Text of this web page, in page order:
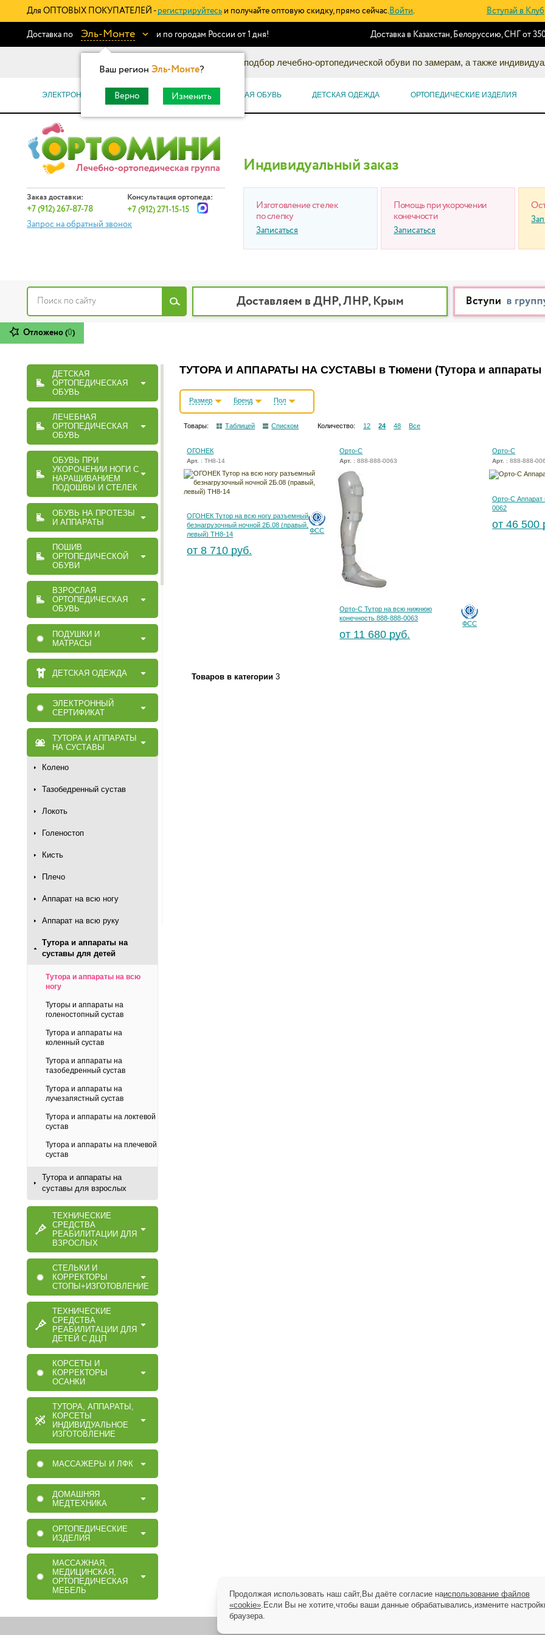
Для ОПТОВЫХ ПОКУПАТЕЛЕЙ - регистрируйтесь и получайте оптовую скидку, прямо сейчас.Войти. Вступай в Клуб
Доставка по Эль-Монте
Ваш регион Эль-Монте?
Верно Изменить
и по городам России от 1 дня! Доставка в Казахстан, Белоруссию, СНГ от
Информационный каталог: подбор лечебно-ортопедической обуви по замерам, а также
ЭЛЕКТРОННЫЕ СЕРТИФИКАТЫ ОРТОПЕДИЧЕСКАЯ ОБУВЬ ДЕТСКАЯ ОДЕЖДА ОРТОПЕДИЧЕСКИЕ ИЗДЕЛИЯ
Заказ доставки:
+7 (912) 267-87-78
Консультация ортопеда:
+7 (912) 271-15-15
Запрос на обратный звонок
Индивидуальный заказ
Изготовление стелек
по слепку
Записаться
Помощь при укорочении
конечности
Записаться
Доставляем в ДНР, ЛНР, Крым
Отложено (0)
ДЕТСКАЯ
ОРТОПЕДИЧЕСКАЯ
ОБУВЬ
ЛЕЧЕБНАЯ
ОРТОПЕДИЧЕСКАЯ
ОБУВЬ
ОБУВЬ ПРИ
УКОРОЧЕНИИ НОГИ С
НАРАЩИВАНИЕМ
ПОДОШВЫ И СТЕЛЕК
ОБУВЬ НА ПРОТЕЗЫ
И АППАРАТЫ
ПОШИВ
ОРТОПЕДИЧЕСКОЙ
ОБУВИ
ВЗРОСЛАЯ
ОРТОПЕДИЧЕСКАЯ
ОБУВЬ
ПОДУШКИ И
МАТРАСЫ
ДЕТСКАЯ ОДЕЖДА
ЭЛЕКТРОННЫЙ
СЕРТИФИКАТ
ТУТОРА И АППАРАТЫ
НА СУСТАВЫ
Колено
Тазобедренный сустав
Локоть
Голеностоп
Кисть
Плечо
Аппарат на всю ногу
Аппарат на всю руку
Тутора и аппараты на
суставы для детей
Тутора и аппараты на всю
ногу
Туторы и аппараты на
голеностопный сустав
Тутора и аппараты на
коленный сустав
Тутора и аппараты на
тазобедренный сустав
Тутора и аппараты на
лучезапястный сустав
Тутора и аппараты на локтевой
сустав
Тутора и аппараты на плечевой
сустав
Тутора и аппараты на
суставы для взрослых
ТЕХНИЧЕСКИЕ
СРЕДСТВА
РЕАБИЛИТАЦИИ ДЛЯ
ВЗРОСЛЫХ
СТЕЛЬКИ И
КОРРЕКТОРЫ
СТОПЫ+ИЗГОТОВЛЕНИЕ
ТЕХНИЧЕСКИЕ
СРЕДСТВА
РЕАБИЛИТАЦИИ ДЛЯ
ДЕТЕЙ С ДЦП
КОРСЕТЫ И
КОРРЕКТОРЫ
ОСАНКИ
ТУТОРА, АППАРАТЫ,
КОРСЕТЫ
ИНДИВИДУАЛЬНОЕ
ИЗГОТОВЛЕНИЕ
МАССАЖЕРЫ И ЛФК
ДОМАШНЯЯ
МЕДТЕХНИКА
ОРТОПЕДИЧЕСКИЕ
ИЗДЕЛИЯ
МАССАЖНАЯ,
МЕДИЦИНСКАЯ,
ОРТОПЕДИЧЕСКАЯ
МЕБЕЛЬ
ТУТОРА И АППАРАТЫ НА СУСТАВЫ в Тюмени(Тутора и
Размер Бренд Пол
Товары: Таблицей Списком Количество: 12 24 48 Все
ОГОНЕК
Арт. : ТН8-14
ФСС
ОГОНЕК Тутор на всю ногу разъемный
безнагрузочный ночной 2Б.08 (правый,
левый) ТН8-14
от 8 710 руб.
Орто-С
Арт. : 888-888-0063
ФСС
Орто-С Тутор на всю нижнюю
конечность 888-888-0063
от 11 680 руб.
Орто-С
Арт. : 888-888-
Орто-С Аппарат
0062
от 46 500
Товаров в категории 3
Продолжая использовать наш сайт,Вы даёте согласие наиспользование файлов
«cookie».Если Вы не хотите,чтобы ваши данные обрабатывались,измените
браузера.